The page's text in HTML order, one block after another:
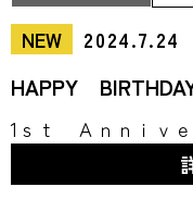
NEW
2024.7.24
HAPPY
1ｓｔ Ａｎｎｉｖ